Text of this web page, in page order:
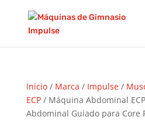
Inicio/ Marca / Impulse/
ECP/ Máquina Abdominal
Abdominal Guiado para Core